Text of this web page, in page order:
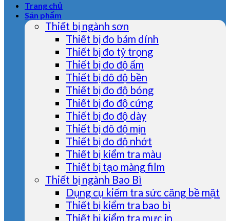
Trang chủ
Sản phẩm
Thiết bị ngành sơn
Thiết bị đo bám dính
Thiết bị đo tỷ trọng
Thiết bị đo độ ẩm
Thiết bị đô độ bền
Thiết bị đo độ bóng
Thiết bị đo độ cứng
Thiết bị đo độ dày
Thiết bị đô độ mịn
Thiết bị đo độ nhớt
Thiết bị kiểm tra màu
Thiết bị tạo màng film
Thiết bị ngành Bao Bì
Dụng cụ kiểm tra sức căng bề mặt
Thiết bị kiểm tra bao bì
Thiết bị kiểm tra mực in